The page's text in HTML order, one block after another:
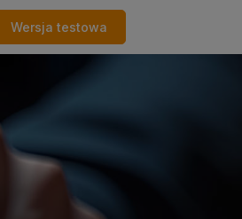
Wersja testowa